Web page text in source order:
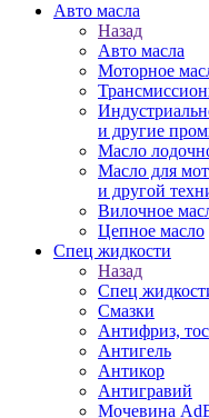
Авто масла
Назад
Авто масла
Моторное
и другие
Масло
Масло для
и другой
Вилочное
Цепное масло
Спец жидкости
Назад
Спец
Смазки
Антифриз,
Антигель
Антикор
Антигравий
Мочевина